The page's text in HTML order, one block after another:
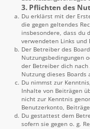
3. Pflichten des
Du erklärst mit der
die gegen geltendes
insbesondere, dass du
verwendeten Links und
Der Betreiber des
Nutzungsbedingungen
der Betreiber dich
Nutzung dieses
Du nimmst zur
Inhalte von Beiträgen
nicht zur Kenntnis
Benutzerkonto,
Du gestattest dem
sofern sie gegen o. g.